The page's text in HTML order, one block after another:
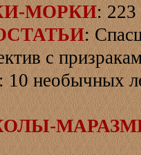
МОРКИ: 223
:
с
10 необычных